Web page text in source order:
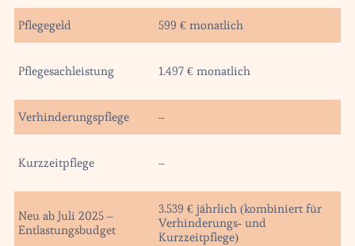
Pflegegeld 599 € monatlich
Pflegesachleistung 1.497 € monatlich
Verhinderungspflege –
Kurzzeitpflege –
Neu ab Juli 2025 –
Entlastungsbudget
3.539 € jährlich (kombiniert für
Verhinderungs- und
Kurzzeitpflege)